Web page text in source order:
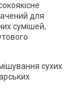
для
сумішей,
сухих